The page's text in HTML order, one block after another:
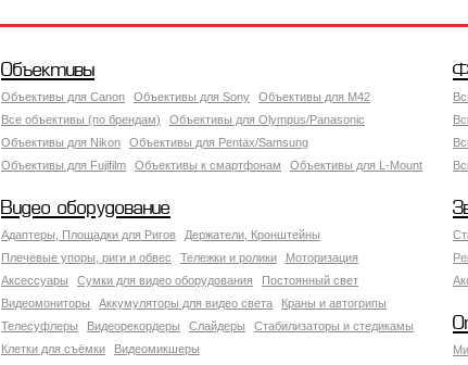
Объективы
Объективы для Canon Объективы для Sony
Объективы для M42
Все объективы (по брендам)
Объективы для Olympus/Panasonic
Объективы для Nikon
Объективы для Pentax/Samsung
Объективы для Fujifilm
Объективы к смартфонам Объективы для L-Mount
Видео оборудование
Адаптеры, Площадки для Ригов
Держатели, Кронштейны
Плечевые упоры, риги и обвес
Тележки и ролики
Моторизация
Аксессуары
Сумки для видео оборудования
Постоянный свет
Видеомониторы
Аккумуляторы для видео света
Краны и автогрипы
Телесуфлеры
Видеорекордеры Слайдеры
Стабилизаторы и стедикамы
Клетки для съёмки
Видеомикшеры